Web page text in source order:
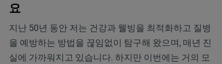
요
지난 50년 동안 저는 건강과 웰빙을 최적화하고 질병
을 예방하는 방법을 끊임없이 탐구해 왔으며, 매년 진
실에 가까워지고 있습니다. 하지만 이번에는 거의 모